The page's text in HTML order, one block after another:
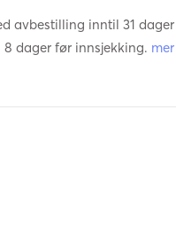
avbestilling inntil 31 dager
dager før innsjekking. mer